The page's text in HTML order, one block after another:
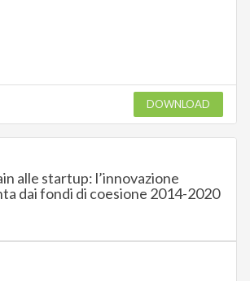
DOWNLOAD
alle startup: l’innovazione
dai fondi di coesione 2014-2020